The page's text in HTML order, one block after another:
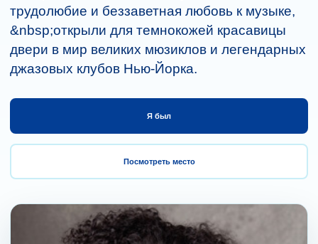
трудолюбие и беззаветная любовь к музыке,
&nbsp;открыли для темнокожей красавицы
двери в мир великих мюзиклов и легендарных
джазовых клубов Нью-Йорка.
Я был
Посмотреть место